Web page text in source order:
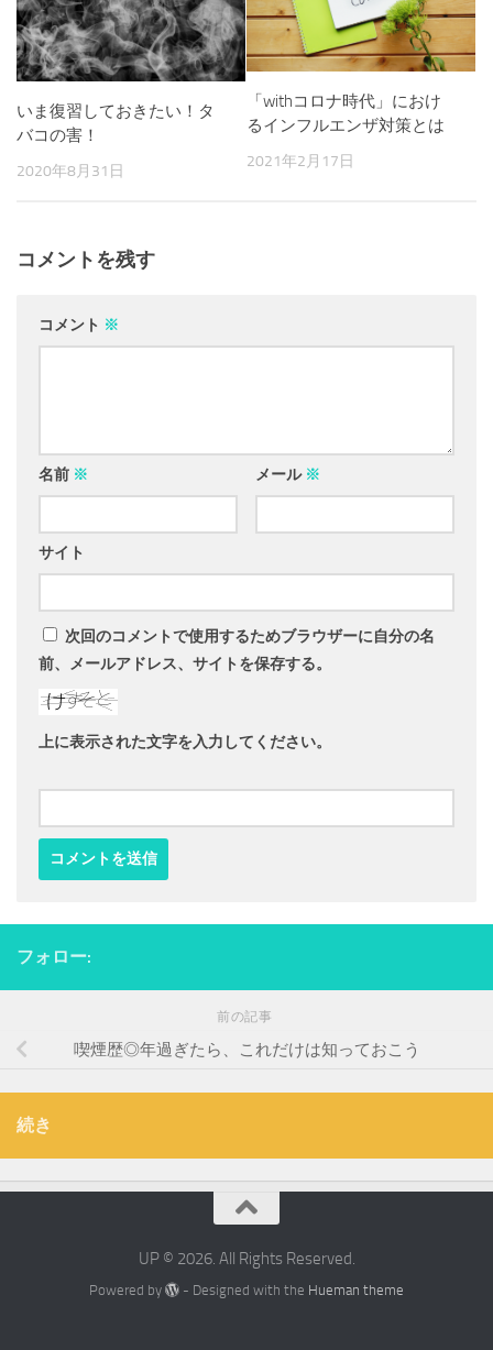
いま復習しておきたい！タ
バコの害！
2020年8月31日
「withコロナ時代」におけ
るインフルエンザ対策とは
2021年2月17日
コメントを残す
コメント ※
名前 ※ メール ※
サイト
次回のコメントで使用するためブラウザーに自分の名
前、メールアドレス、サイトを保存する。
上に表示された文字を入力してください。
フォロー:
前の記事
喫煙歴◎年過ぎたら、これだけは知っておこう
続き
UP © 2026. All Rights Reserved.
Powered by - Designed with the Hueman theme